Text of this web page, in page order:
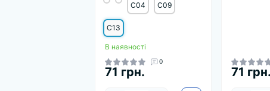
C04 C09
C13
В наявності
0
71 грн. 71 грн.